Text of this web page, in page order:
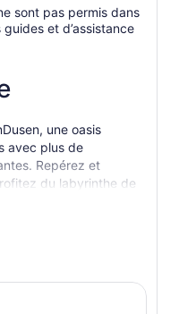
sont pas permis dans
et d’assistance
une oasis
avec plus de
Repérez et
du labyrinthe de
vous dans un cadre
visiter le centre
boutique de souvenirs.
SEULEMENT.